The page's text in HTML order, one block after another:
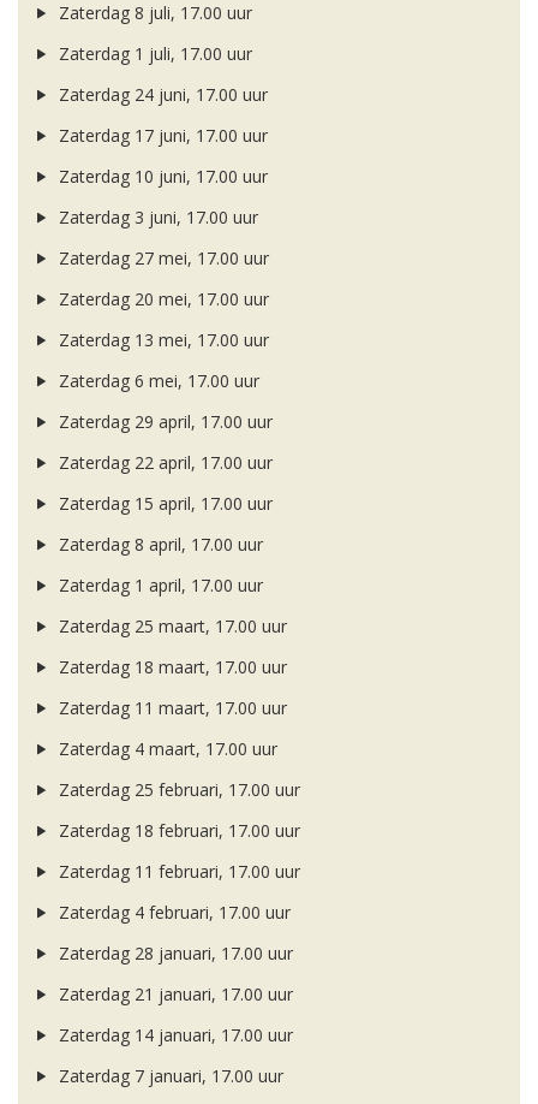
Zaterdag 8 juli, 17.00 uur
Zaterdag 1 juli, 17.00 uur
Zaterdag 24 juni, 17.00 uur
Zaterdag 17 juni, 17.00 uur
Zaterdag 10 juni, 17.00 uur
Zaterdag 3 juni, 17.00 uur
Zaterdag 27 mei, 17.00 uur
Zaterdag 20 mei, 17.00 uur
Zaterdag 13 mei, 17.00 uur
Zaterdag 6 mei, 17.00 uur
Zaterdag 29 april, 17.00 uur
Zaterdag 22 april, 17.00 uur
Zaterdag 15 april, 17.00 uur
Zaterdag 8 april, 17.00 uur
Zaterdag 1 april, 17.00 uur
Zaterdag 25 maart, 17.00 uur
Zaterdag 18 maart, 17.00 uur
Zaterdag 11 maart, 17.00 uur
Zaterdag 4 maart, 17.00 uur
Zaterdag 25 februari, 17.00 uur
Zaterdag 18 februari, 17.00 uur
Zaterdag 11 februari, 17.00 uur
Zaterdag 4 februari, 17.00 uur
Zaterdag 28 januari, 17.00 uur
Zaterdag 21 januari, 17.00 uur
Zaterdag 14 januari, 17.00 uur
Zaterdag 7 januari, 17.00 uur